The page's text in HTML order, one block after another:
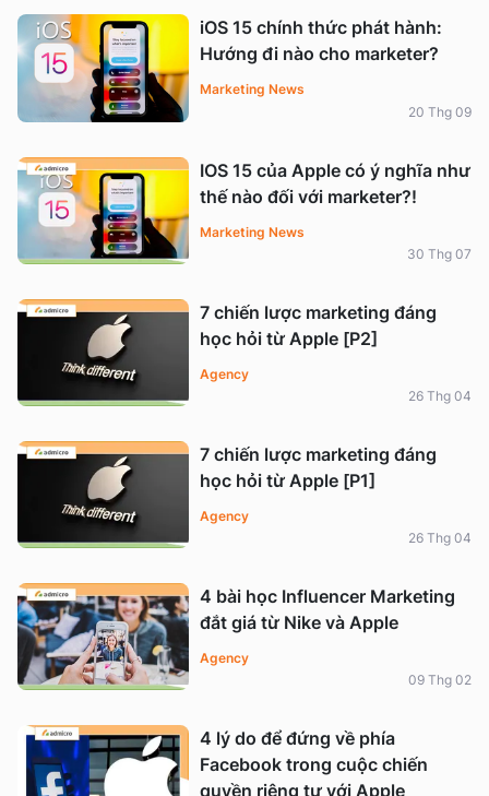
iOS 15 chính thức phát hành:
Hướng đi nào cho marketer?
Marketing News
20 Thg 09
IOS 15 của Apple có ý nghĩa như
thế nào đối với marketer?!
Marketing News
30 Thg 07
7 chiến lược marketing đáng
học hỏi từ Apple [P2]
Agency
26 Thg 04
7 chiến lược marketing đáng
học hỏi từ Apple [P1]
Agency
26 Thg 04
4 bài học Influencer Marketing
đắt giá từ Nike và Apple
Agency
09 Thg 02
4 lý do để đứng về phía
Facebook trong cuộc chiến
quyền riêng tư với Apple